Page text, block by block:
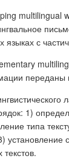
multilingual
с
переданы
1)
типа
установление